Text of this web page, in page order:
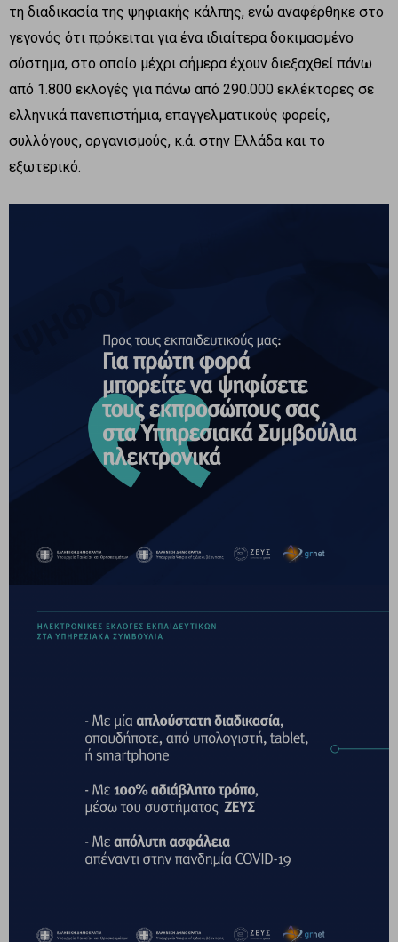
τη διαδικασία της ψηφιακής κάλπης, ενώ αναφέρθηκε στο
γεγονός ότι πρόκειται για ένα ιδιαίτερα δοκιμασμένο
σύστημα, στο οποίο μέχρι σήμερα έχουν διεξαχθεί πάνω
από 1.800 εκλογές για πάνω από 290.000 εκλέκτορες σε
ελληνικά πανεπιστήμια, επαγγελματικούς φορείς,
συλλόγους, οργανισμούς, κ.ά. στην Ελλάδα και το
εξωτερικό.